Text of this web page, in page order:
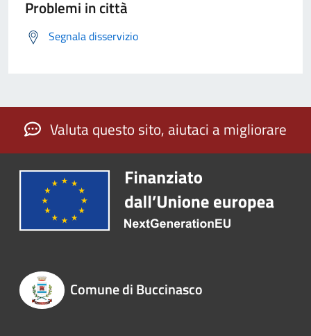
Problemi in città
Segnala disservizio
Valuta questo sito, aiutaci a migliorare
Comune di Buccinasco